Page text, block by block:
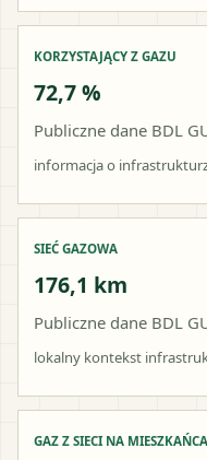
KORZYSTAJĄCY Z GAZU
72,7 %
Publiczne dane BDL
informacja o
SIEĆ GAZOWA
176,1 km
Publiczne dane BDL
lokalny kontekst
GAZ Z SIECI NA MIESZKAŃCA